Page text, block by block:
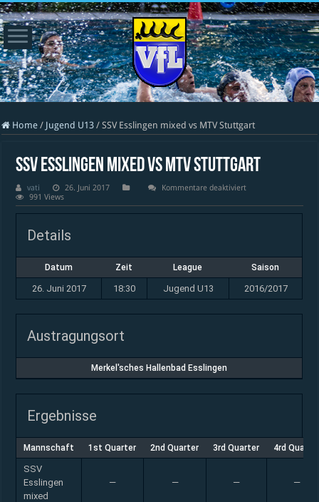
Home / Jugend U13 / SSV Esslingen mixed vs MTV Stuttgart
SSV Esslingen mixed vs MTV Stuttgart
vati 26. Juni 2017 Kommentare deaktiviertfür
Esslingen
mixed
991 Views
Details
Datum Zeit League Saison
26. Juni 2017 18:30 Jugend U13 2016/2017
Austragungsort
Merkel'sches Hallenbad Esslingen
Ergebnisse
Mannschaft 1st Quarter 2nd Quarter 3rd Quarter 4rd
SSV
Esslingen
mixed
— — — —